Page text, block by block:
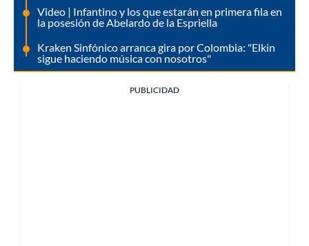
Video | Infantino y los que estarán en primera fila en
la posesión de Abelardo de la Espriella
Kraken Sinfónico arranca gira por Colombia: "Elkin
sigue haciendo música con nosotros"
PUBLICIDAD